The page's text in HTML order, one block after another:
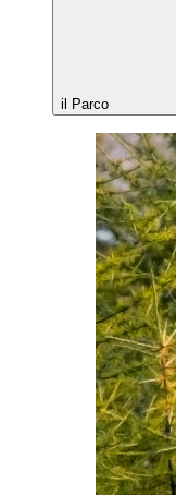
il Parco